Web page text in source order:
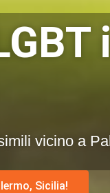
vicino a
Sicilia!